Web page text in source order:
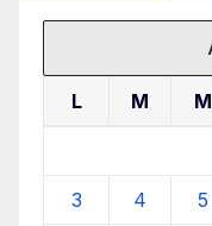
L M M
3 4 5